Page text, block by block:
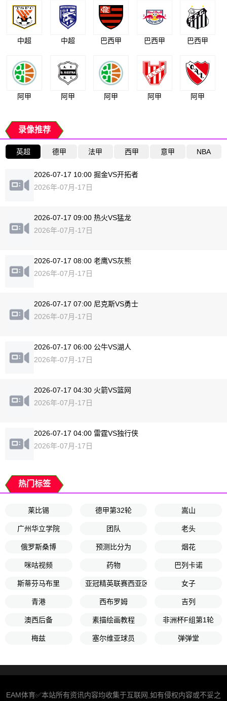
中超 中超 巴西甲 巴西甲 巴西甲
阿甲 阿甲 阿甲 阿甲 阿甲
录像推荐
英超 德甲 法甲 西甲 意甲 NBA
2026-07-17 10:00 掘金VS开拓者
2026年-07月-17日
2026-07-17 09:00 热火VS猛龙
2026年-07月-17日
2026-07-17 08:00 老鹰VS灰熊
2026年-07月-17日
2026-07-17 07:00 尼克斯VS勇士
2026年-07月-17日
2026-07-17 06:00 公牛VS湖人
2026年-07月-17日
2026-07-17 04:30 火箭VS篮网
2026年-07月-17日
2026-07-17 04:00 雷霆VS独行侠
2026年-07月-17日
热门标签
莱比锡 德甲第32轮 嵩山
广州华立学院 团队 老头
俄罗斯桑博 预测比分为 烟花
咪咕视频 药物 巴列卡诺
斯蒂芬马布里 亚冠精英联赛西亚区第5轮 女子
青港 西布罗姆 吉列
澳西后备 素描绘画教程 非洲杯F组第1轮
梅兹 塞尔维亚球员 弹弹堂
EAM体育✅本站所有资讯内容均收集于互联网,如有侵权内容或不妥之